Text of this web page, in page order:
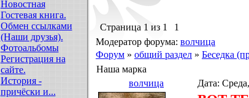
Новостная
Гостевая книга.
Обмен ссылками
(Наши друзья).
Фотоальбомы
Регистрация на
сайте.
История -
причёски и...
Страница 1 из 1
1
Модератор форума: волчица
Форум » общий раздел » Беседка
Наша марка
волчица
Дата: